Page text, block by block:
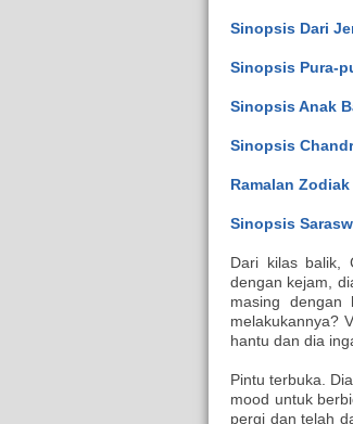
Sinopsis Dari
Sinopsis Pura-
Sinopsis Anak
Sinopsis
Ramalan
Sinopsis
Dari kilas balik,
dengan kejam,
masing dengan
melakukannya?
hantu dan dia
Pintu terbuka.
mood untuk
pergi dan telah